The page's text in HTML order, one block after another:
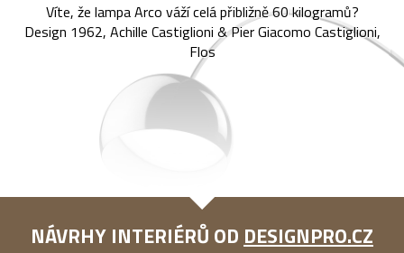
Víte, že lampa Arco váží celá přibližně 60 kilogramů?
Design 1962, Achille Castiglioni & Pier Giacomo Castiglioni,
Flos
NÁVRHY INTERIÉRŮ OD DESIGNPRO.CZ